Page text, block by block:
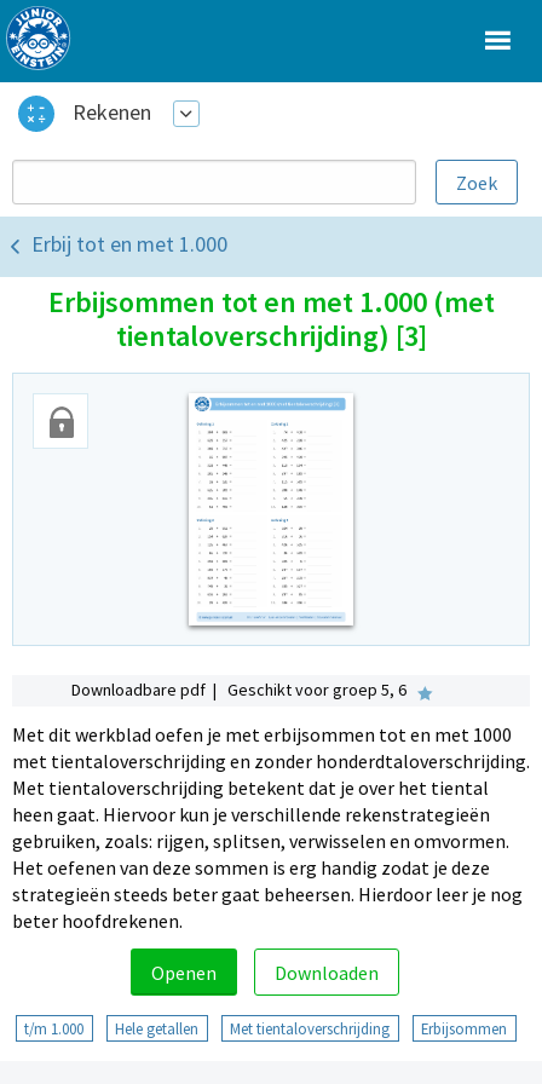
Rekenen
Erbij tot en met 1.000
Erbijsommen tot en met 1.000 (met
tientaloverschrijding) [3]
Downloadbare pdf | Geschikt voor groep 5, 6
Met dit werkblad oefen je met erbijsommen tot en met 1000
met tientaloverschrijding en zonder honderdtaloverschrijding.
Met tientaloverschrijding betekent dat je over het tiental
heen gaat. Hiervoor kun je verschillende rekenstrategieën
gebruiken, zoals: rijgen, splitsen, verwisselen en omvormen.
Het oefenen van deze sommen is erg handig zodat je deze
strategieën steeds beter gaat beheersen. Hierdoor leer je nog
beter hoofdrekenen.
Openen Downloaden
t/m 1.000 Hele getallen Met tientaloverschrijding Erbijsommen